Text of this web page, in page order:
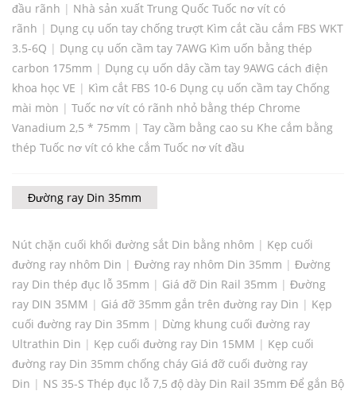
đầu rãnh | Nhà sản xuất Trung Quốc Tuốc nơ vít có
rãnh | Dụng cụ uốn tay chống trượt Kìm cắt cầu cắm FBS WKT
3.5-6Q | Dụng cụ uốn cầm tay 7AWG Kìm uốn bằng thép
carbon 175mm | Dụng cụ uốn dây cầm tay 9AWG cách điện
khoa học VE | Kìm cắt FBS 10-6 Dụng cụ uốn cầm tay Chống
mài mòn | Tuốc nơ vít có rãnh nhỏ bằng thép Chrome
Vanadium 2,5 * 75mm | Tay cầm bằng cao su Khe cắm bằng
thép Tuốc nơ vít có khe cắm Tuốc nơ vít đầu
Đường ray Din 35mm
Nút chặn cuối khối đường sắt Din bằng nhôm | Kẹp cuối
đường ray nhôm Din | Đường ray nhôm Din 35mm | Đường
ray Din thép đục lỗ 35mm | Giá đỡ Din Rail 35mm | Đường
ray DIN 35MM | Giá đỡ 35mm gắn trên đường ray Din | Kẹp
cuối đường ray Din 35mm | Dừng khung cuối đường ray
Ultrathin Din | Kẹp cuối đường ray Din 15MM | Kẹp cuối
đường ray Din 35mm chống cháy Giá đỡ cuối đường ray
Din | NS 35-S Thép đục lỗ 7,5 độ dày Din Rail 35mm Để gắn Bộ